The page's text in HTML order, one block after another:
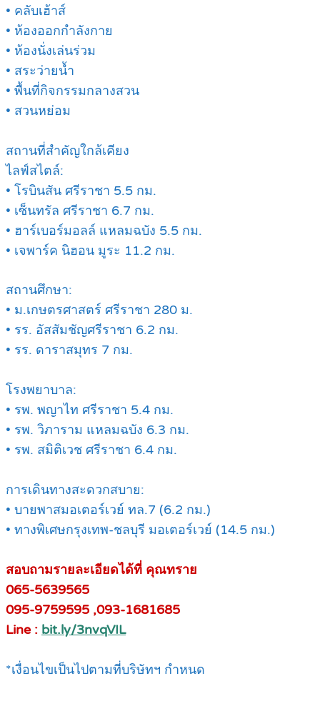
• คลับเฮ้าส์
• ห้องออกกำลังกาย
• ห้องนั่งเล่นร่วม
• สระว่ายน้ำ
• พื้นที่กิจกรรมกลางสวน
• สวนหย่อม
สถานที่สำคัญใกล้เคียง
ไลฟ์สไตล์:
• โรบินสัน ศรีราชา 5.5 กม.
• เซ็นทรัล ศรีราชา 6.7 กม.
• ฮาร์เบอร์มอลล์ แหลมฉบัง 5.5 กม.
• เจพาร์ค นิฮอน มูระ 11.2 กม.
สถานศึกษา:
• ม.เกษตรศาสตร์ ศรีราชา 280 ม.
• รร. อัสสัมชัญศรีราชา 6.2 กม.
• รร. ดาราสมุทร 7 กม.
โรงพยาบาล:
• รพ. พญาไท ศรีราชา 5.4 กม.
• รพ. วิภาราม แหลมฉบัง 6.3 กม.
• รพ. สมิติเวช ศรีราชา 6.4 กม.
การเดินทางสะดวกสบาย:
• บายพาสมอเตอร์เวย์ ทล.7 (6.2 กม.)
• ทางพิเศษกรุงเทพ-ชลบุรี มอเตอร์เวย์ (14.5 กม.)
สอบถามรายละเอียดได้ที่ คุณทราย
065-5639565
095-9759595 ,093-1681685
Line : bit.ly/3nvqVIL
*เงื่อนไขเป็นไปตามที่บริษัทฯ กำหนด